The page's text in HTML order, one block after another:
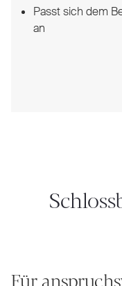
Passt sich dem
an
Für